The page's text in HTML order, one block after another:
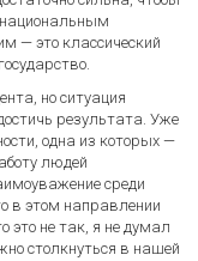
— это классический
но ситуация
результата. Уже
одна из которых —
людей
среди
в этом направлении
это не так, я не думал
столкнуться в нашей